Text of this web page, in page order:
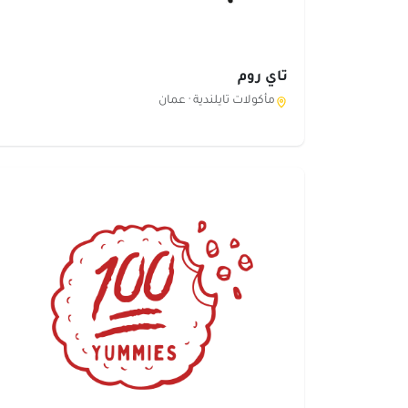
تاي روم
مأكولات تايلندية · عمان